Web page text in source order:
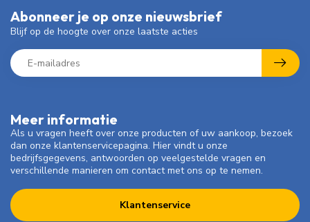
Meer informatie
Als u vragen heeft over onze producten of uw aankoop, bezoek
dan onze klantenservicepagina. Hier vindt u onze
bedrijfsgegevens, antwoorden op veelgestelde vragen en
verschillende manieren om contact met ons op te nemen.
Klantenservice
Abonneer je op onze nieuwsbrief
Blijf op de hoogte over onze laatste acties